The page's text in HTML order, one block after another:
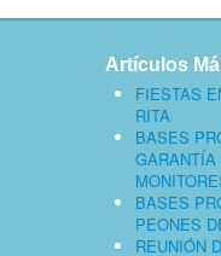
Artículos
FIESTAS
RITA
BASES
BASES
PEONES
REUNIÓN